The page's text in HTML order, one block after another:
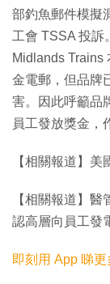
部釣魚郵件模擬
工會 TSSA 投訴
Midlands Trains
金電郵，但品牌
害。因此呼籲品
員工發放獎金，
【相關報道】
【相關報道】
認高層向員工發
即刻用 App 睇